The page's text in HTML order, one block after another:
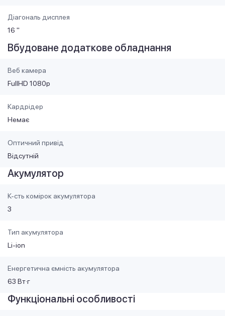
Діагональ дисплея
16 "
Вбудоване додаткове обладнання
Веб камера
FullHD 1080p
Кардрідер
Немає
Оптичний привід
Відсутній
Акумулятор
К-сть комірок акумулятора
3
Тип акумулятора
Li-ion
Енергетична ємність акумулятора
63 Вт·г
Функціональні особливості